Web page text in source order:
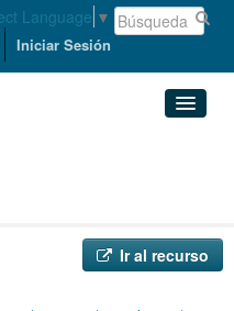
Language ▼
Iniciar Sesión
Ir al recurso